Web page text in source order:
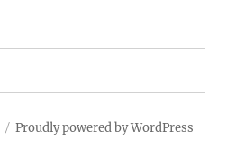
Proudly powered by WordPress